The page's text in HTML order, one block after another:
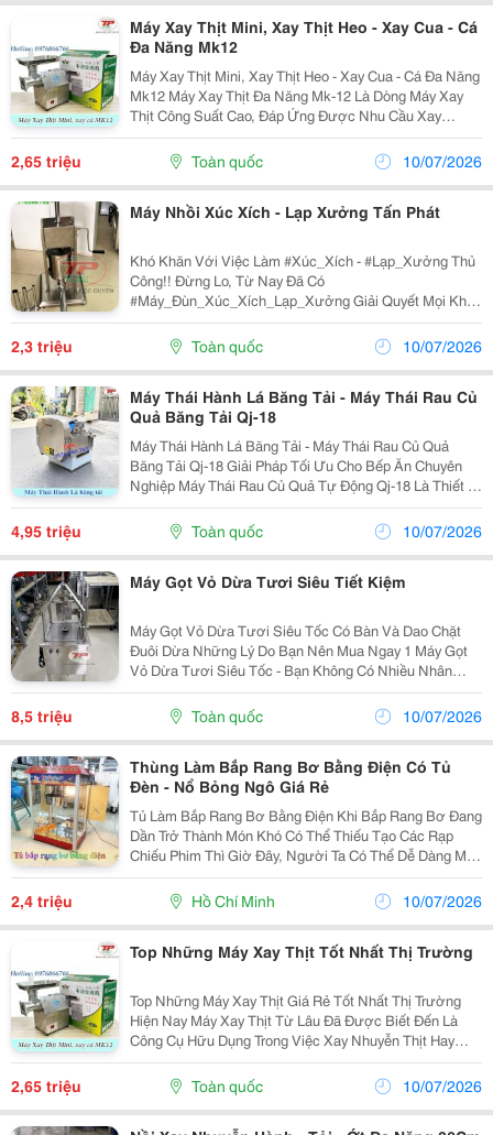
Máy Xay Thịt Mini, Xay Thịt Heo - Xay Cua - Cá
Đa Năng Mk12
Máy Xay Thịt Mini, Xay Thịt Heo - Xay Cua - Cá Đa Năng
Mk12 Máy Xay Thịt Đa Năng Mk-12 Là Dòng Máy Xay
Thịt Công Suất Cao, Đáp Ứng Được Nhu Cầu Xay
Lượng Thịt Nhiều Của Nhà Hàng, Cửa Hàng Thịt, Bếp
Ăn Công Nghiệp, Căn Tin, Trường Học, Bệnh...
2,65 triệu Toàn quốc 10/07/2026
Máy Nhồi Xúc Xích - Lạp Xưởng Tấn Phát
Khó Khăn Với Việc Làm #Xúc_Xích - #Lạp_Xưởng Thủ
Công!! Đừng Lo, Từ Nay Đã Có
#Máy_Đùn_Xúc_Xích_Lạp_Xưởng Giải Quyết Mọi Khó
Khăn
2,3 triệu Toàn quốc 10/07/2026
Máy Thái Hành Lá Băng Tải - Máy Thái Rau Củ
Quả Băng Tải Qj-18
Máy Thái Hành Lá Băng Tải - Máy Thái Rau Củ Quả
Băng Tải Qj-18 Giải Pháp Tối Ưu Cho Bếp Ăn Chuyên
Nghiệp Máy Thái Rau Củ Quả Tự Động Qj-18 Là Thiết Bị
Chuyên Dùng Để Thái Lát Nhanh &Ndash; Đều &Ndash;
Đẹp , Đáp Ứng Tốt Nhu Cầu Sơ Chế Thực Phẩm Với...
4,95 triệu Toàn quốc 10/07/2026
Máy Gọt Vỏ Dừa Tươi Siêu Tiết Kiệm
Máy Gọt Vỏ Dừa Tươi Siêu Tốc Có Bàn Và Dao Chặt
Đuôi Dừa Những Lý Do Bạn Nên Mua Ngay 1 Máy Gọt
Vỏ Dừa Tươi Siêu Tốc - Bạn Không Có Nhiều Nhân
Công Để Gọt Dừa ? - Bạn Mệt Mỏi Khi Mỗi Ngày Phải
Gọt Hàng Trăm Quả Dừa...
8,5 triệu Toàn quốc 10/07/2026
Thùng Làm Bắp Rang Bơ Bằng Điện Có Tủ
Đèn - Nổ Bỏng Ngô Giá Rẻ
Tủ Làm Bắp Rang Bơ Bằng Điện Khi Bắp Rang Bơ Đang
Dần Trở Thành Món Khó Có Thể Thiếu Tạo Các Rạp
Chiếu Phim Thì Giờ Đây, Người Ta Có Thể Dễ Dàng Mua
Nó Ở Bất Cứ Đâu Với Những Chiếc Máy Làm Bắp Rang
Bơ . Đây Hứa Hẹn Là Một Ngành Kinh Doanh Hấp Dẫn...
2,4 triệu Hồ Chí Minh 10/07/2026
Top Những Máy Xay Thịt Tốt Nhất Thị Trường
Top Những Máy Xay Thịt Giá Rẻ Tốt Nhất Thị Trường
Hiện Nay Máy Xay Thịt Từ Lâu Đã Được Biết Đến Là
Công Cụ Hữu Dụng Trong Việc Xay Nhuyễn Thịt Hay
Các Loại Thực Phẩm Khác (Cổ Gà, Đầu Gà, Cua ,
Cá...). Ngoài Các Cơ Sở Kinh Doanh Quy Mô Lớn Với
Những...
2,65 triệu Toàn quốc 10/07/2026